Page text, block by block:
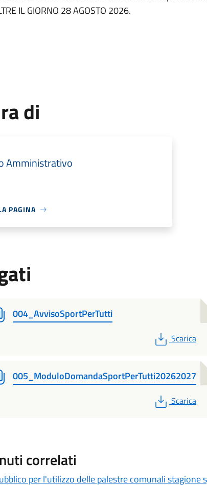
IL GIORNO 28 AGOSTO 2026.
di
Amministrativo
PAGINA
004_AvvisoSportPerTutti
PDF
Scarica
005_ModuloDomandaSportPerTutti20262027
PDF
Scarica
correlati
per l'utilizzo delle palestre comunali stagione